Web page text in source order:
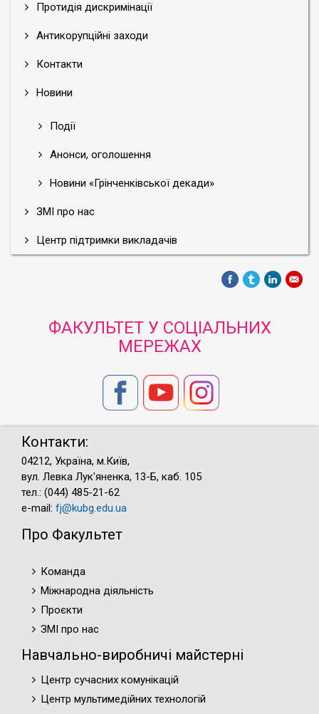
Протидія дискримінації
Антикорупційні заходи
Контакти
Новини
Події
Анонси, оголошення
Новини «Грінченківської декади»
ЗМІ про нас
Центр підтримки викладачів
ФАКУЛЬТЕТ У СОЦІАЛЬНИХ
МЕРЕЖАХ
Контакти:
04212, Україна, м.Київ,
вул. Левка Лук'яненка, 13-Б, каб. 105
тел.: (044) 485-21-62
e-mail: fj@kubg.edu.ua
Про Факультет
Команда
Міжнародна діяльність
Проєкти
ЗМІ про нас
Навчально-виробничі майстерні
Центр сучасних комунікацій
Центр мультимедійних технологій